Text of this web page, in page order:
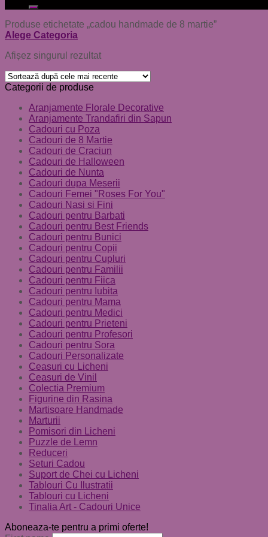
Produse etichetate „cadou handmade de 8 martie”
Alege Categoria
Afișez singurul rezultat
Categorii de produse
Aranjamente Florale Decorative
Aranjamente Trandafiri din Sapun
Cadouri cu Poza
Cadouri de 8 Martie
Cadouri de Craciun
Cadouri de Halloween
Cadouri de Nunta
Cadouri dupa Meserii
Cadouri Femei "Roses For You"
Cadouri Nasi si Fini
Cadouri pentru Barbati
Cadouri pentru Best Friends
Cadouri pentru Bunici
Cadouri pentru Copii
Cadouri pentru Cupluri
Cadouri pentru Familii
Cadouri pentru Fiica
Cadouri pentru Iubita
Cadouri pentru Mama
Cadouri pentru Medici
Cadouri pentru Prieteni
Cadouri pentru Profesori
Cadouri pentru Sora
Cadouri Personalizate
Ceasuri cu Licheni
Ceasuri de Vinil
Colectia Premium
Figurine din Rasina
Martisoare Handmade
Marturii
Pomisori din Licheni
Puzzle de Lemn
Reduceri
Seturi Cadou
Suport de Chei cu Licheni
Tablouri Cu Ilustratii
Tablouri cu Licheni
Tinalia Art - Cadouri Unice
Aboneaza-te pentru a primi oferte!